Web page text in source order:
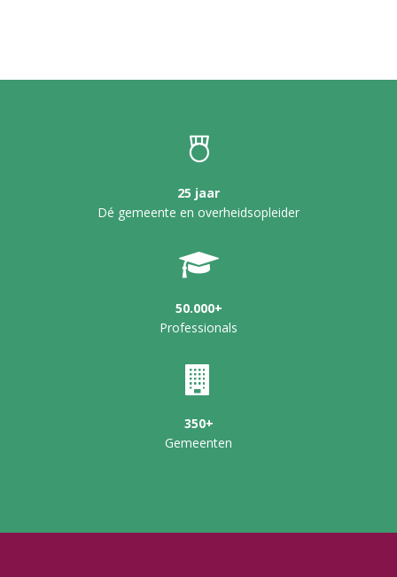
25 jaar
Dé gemeente en overheidsopleider
50.000+
Professionals
350+
Gemeenten